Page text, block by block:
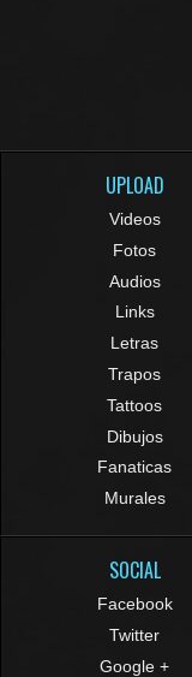
UPLOAD
Videos
Fotos
Audios
Links
Letras
Trapos
Tattoos
Dibujos
Fanaticas
Murales
SOCIAL
Facebook
Twitter
Google +